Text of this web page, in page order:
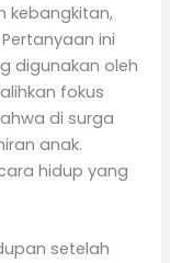
kebangkitan,
ini
digunakan oleh
fokus
di surga
anak.
hidup yang
setelah